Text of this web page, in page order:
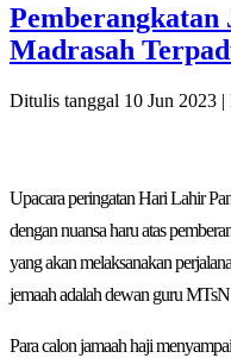
Pemberangkatan
Madrasah
Ditulis tanggal 10 Jun 2023
Upacara peringatan Hari Lahir
dengan nuansa haru atas
yang akan melaksanakan
jemaah adalah dewan guru
Para calon jamaah haji